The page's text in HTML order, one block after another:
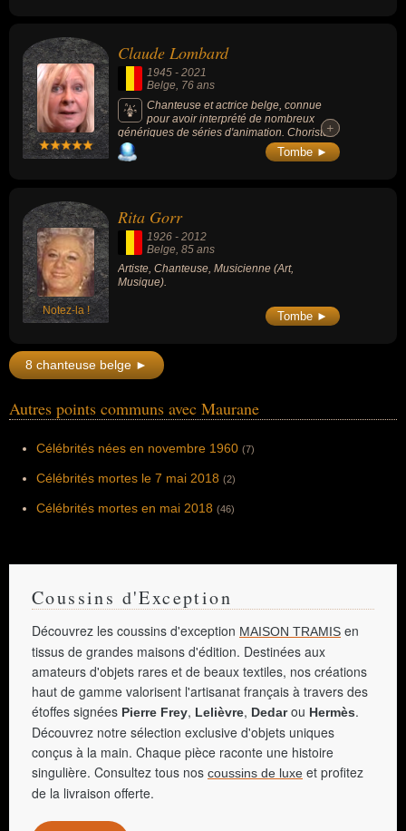
multi-récompensés.
Claude Lombard
1945 - 2021
Belge, 76 ans
Chanteuse et actrice belge, connue
pour avoir interprété de nombreux
génériques de séries d'animation. Choriste
de Charles Aznavour pendant plus de 30
ans, elle a aussi dirigé de nombreux
+
+
Tombe ►
Notez-la !
Rita Gorr
1926 - 2012
Belge , 85 ans
Artiste, Chanteuse, Musicienne (Art,
Musique).
Tombe ►
8 chanteuse belge ►
Autres points communs avec Maurane
Célébrités nées en novembre 1960 (7)
Célébrités mortes le 7 mai 2018 (2)
Célébrités mortes en mai 2018 (46)
Coussins d'Exception
Découvrez les coussins d'exception MAISON TRAMIS en
tissus de grandes maisons d'édition. Destinées aux
amateurs d'objets rares et de beaux textiles, nos créations
haut de gamme valorisent l'artisanat français à travers des
étoffes signées Pierre Frey, Lelièvre, Dedarou Hermès.
Découvrez notre sélection exclusive d'objets uniques
conçus à la main. Chaque pièce raconte une histoire
singulière. Consultez tous nos coussins de luxe et profitez
de la livraison offerte.